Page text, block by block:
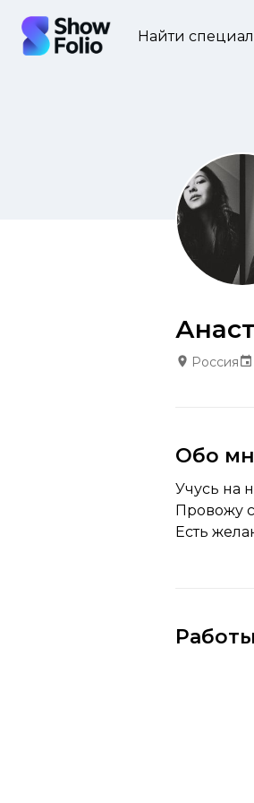
Найти
Россия
Обо
Учусь на
Провожу
Есть
Работы